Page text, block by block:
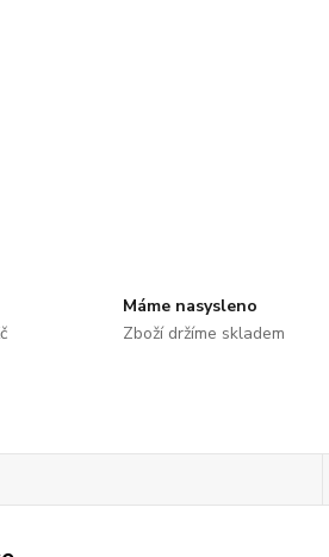
Máme nasysleno
Zboží držíme skladem